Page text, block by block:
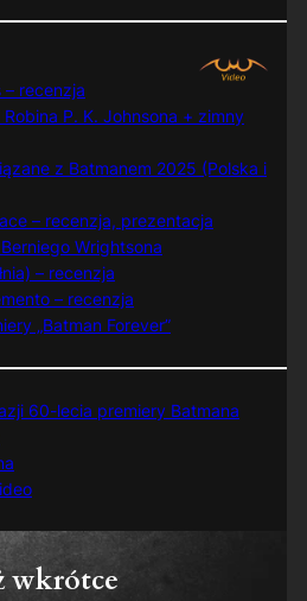
– recenzja
P. K. Johnsona + zimny
z Batmanem 2025 (Polska i
– recenzja, prezentacja
Wrightsona
– recenzja
– recenzja
„Batman Forever”
60-lecia premiery Batmana
wkrótce